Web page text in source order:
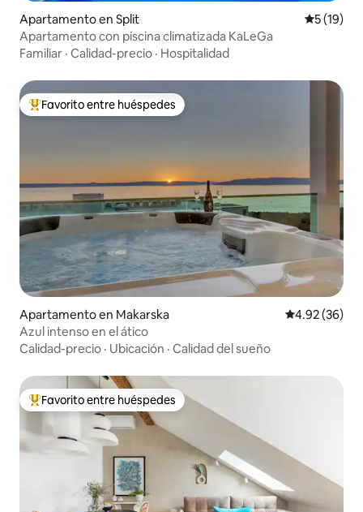
Apartamento en Split
5 (19)
Apartamento con piscina climatizada KaLeGa
Familiar · Calidad-precio · Hospitalidad
Favorito entre huéspedes preferido
Favorito entre huéspedes
Apartamento en Makarska Calificación
4.92 (36)
Azul intenso en el ático
Calidad-precio · Ubicación · Calidad del sueño
Favorito entre huéspedes preferido
Favorito entre huéspedes